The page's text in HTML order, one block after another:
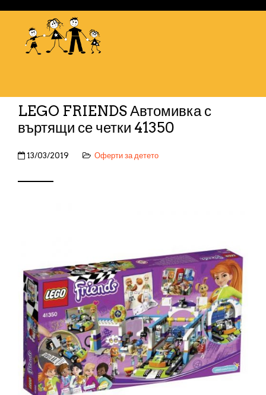
LEGO FRIENDS Автомивка с
въртящи се четки 41350
13/03/2019 Оферти за детето